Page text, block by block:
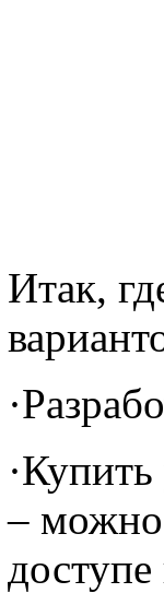
Итак,
–